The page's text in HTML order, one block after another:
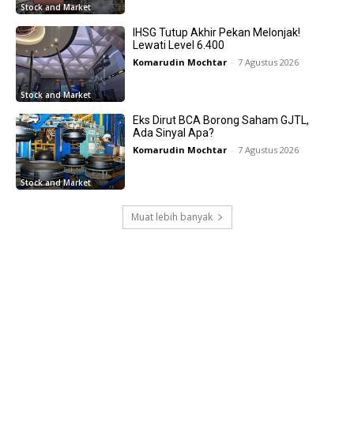
Stock and Market
Stock and Market
IHSG Tutup Akhir Pekan Melonjak!
Lewati Level 6.400
Komarudin Mochtar - 7 Agustus 2026
Stock and Market
Eks Dirut BCA Borong Saham GJTL,
Ada Sinyal Apa?
Komarudin Mochtar - 7 Agustus 2026
Muat lebih banyak